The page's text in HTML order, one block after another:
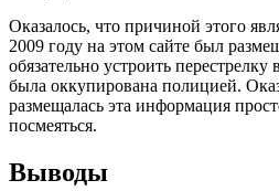
Оказалось, что причиной этого
2009 году на этом сайте был
обязательно устроить
была оккупирована полицией.
размещалась эта информация
посмеяться.
Выводы